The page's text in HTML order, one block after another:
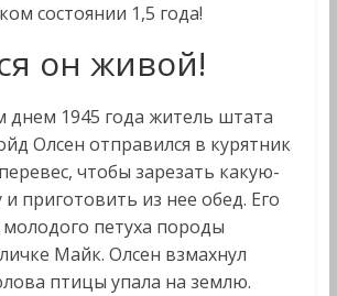
состоянии 1,5 года!
он живой!
днем 1945 года житель штата
Олсен отправился в курятник
чтобы зарезать какую-
приготовить из нее обед. Его
петуха породы
Майк. Олсен взмахнул
птицы упала на землю.